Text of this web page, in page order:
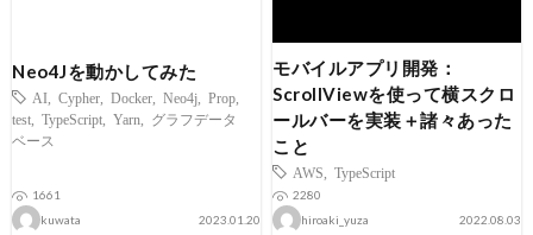
Neo4Jを動かしてみた
AI Cypher Docker Neo4j Prop
test
TypeScript Yarn
グラフデータ
ベース
1661
kuwata
2023.01.20
モバイルアプリ開発：
ScrollViewを使って横スクロ
ールバーを実装＋諸々あった
こと
AWS
TypeScript
2280
hiroaki_yuza
2022.08.03